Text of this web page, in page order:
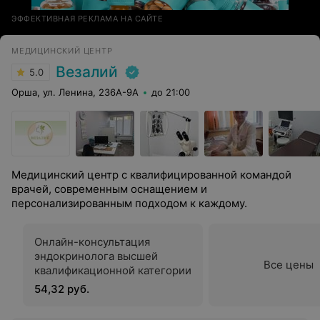
ЭФФЕКТИВНАЯ РЕКЛАМА НА САЙТЕ
МЕДИЦИНСКИЙ ЦЕНТР
5.0 Везалий
Орша, ул. Ленина, 236А-9А до 21:00
Медицинский центр с квалифицированной командой
врачей, современным оснащением и
персонализированным подходом к каждому.
Онлайн-консультация
эндокринолога высшей
квалификационной категории
54,32 руб.
Все цены